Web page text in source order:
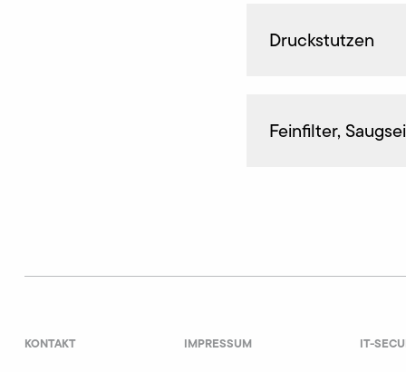
Druckstutzen
Feinfilter,
KONTAKT IMPRESSUM IT-